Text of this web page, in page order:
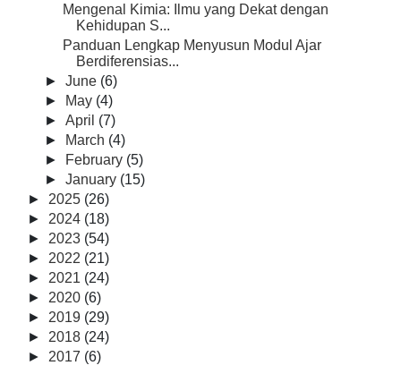
Mengenal Kimia: Ilmu yang Dekat dengan
Kehidupan S...
Panduan Lengkap Menyusun Modul Ajar
Berdiferensias...
►June (6)
►
May (4)
►April (7)
►
March (4)
►
February (5)
►January (15)
► 2025 (26)
► 2024 (18)
► 2023 (54)
► 2022 (21)
► 2021 (24)
► 2020 (6)
► 2019 (29)
► 2018 (24)
► 2017 (6)